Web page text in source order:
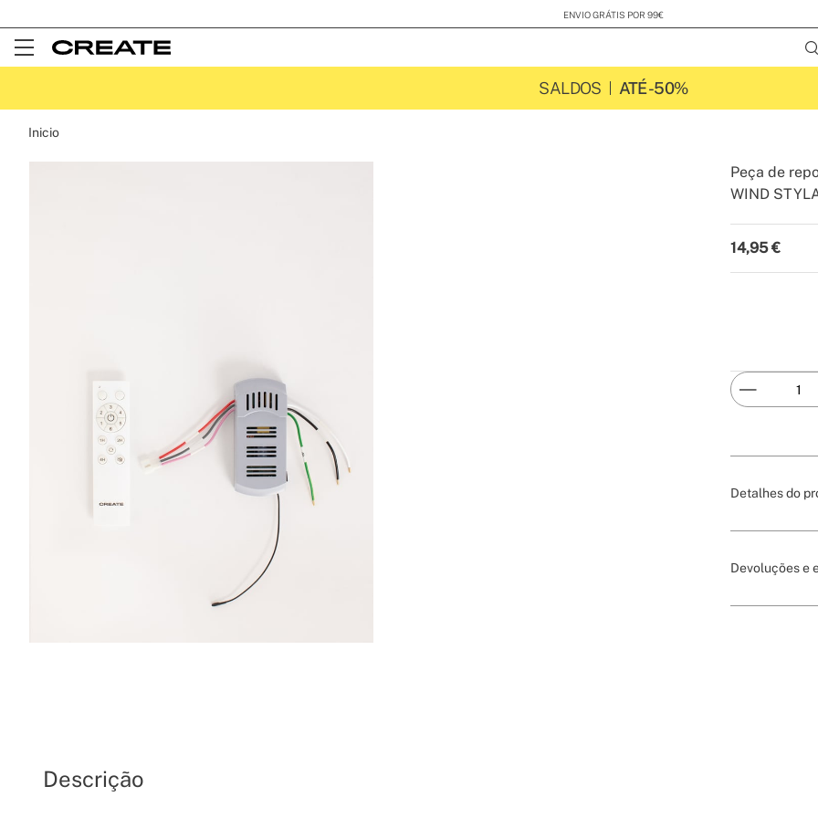
ENVIO GRÁTIS POR 99€
Open
SALDOS ATÉ -50%
Inicio
Peça de
WIND
14,95 €
Detalhes do
Devoluções e
Descrição